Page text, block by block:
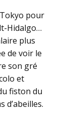
pour
Hidalgo…
plus
de voir le
son gré
et
fiston du
d’abeilles.